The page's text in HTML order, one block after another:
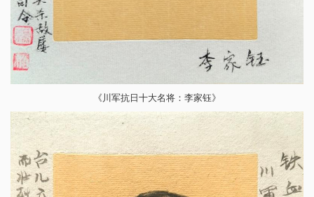
《川军抗日十大名将：李家钰》